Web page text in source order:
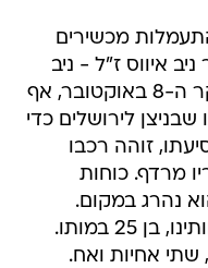
מכשירים
איווס ז"ל - ניב
החליט להתייצב למילואים בבוקר ה-8 באוקטובר, אף
מביתו שבניצן לירושלים כדי
זוהה רכבו
מרדף. כוחות
נהרג במקום.
סמ"ר ניב נהרג בשוגג מאש כוחותינו, בן 25 במותו.
שתי אחיות ואח.